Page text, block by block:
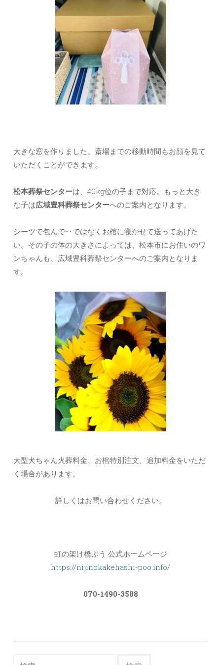
大きな窓を作りました。斎場までの移動時間もお顔を見て
いただくことができます。
松本葬祭センターは、40kg位の子まで対応。もっと大き
な子は広域豊科葬祭センターへのご案内となります。
シーツで包んで‥ではなくお棺に寝かせて送ってあげた
い。その子の体の大きさによっては、松本市にお住いのワ
ンちゃんも、広域豊科葬祭センターへのご案内となりま
す。
大型犬ちゃん火葬料金、お棺特別注文、追加料金をいただ
く場合があります。
詳しくはお問い合わせください。
虹の架け橋ぷう 公式ホームページ
https://nijinokakehashi-poo.info/
070-1490-3588